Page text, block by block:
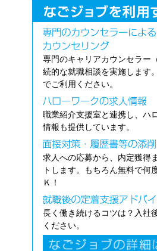
専門のキャリアカウンセラー
続的な就職相談を実施します
でご利用ください。
職業紹介支援室と連携し、ハ
情報も提供しています。
求人への応募から、内定獲得
トします。もちろん無料で何
Ｋ！
長く働き続けるコツは？入社
ください。